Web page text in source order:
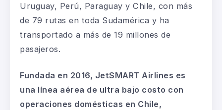
Uruguay, Perú, Paraguay y Chile, con más
de 79 rutas en toda Sudamérica y ha
transportado a más de 19 millones de
pasajeros.
Fundada en 2016, JetSMART Airlines es
una línea aérea de ultra bajo costo con
operaciones domésticas en Chile,